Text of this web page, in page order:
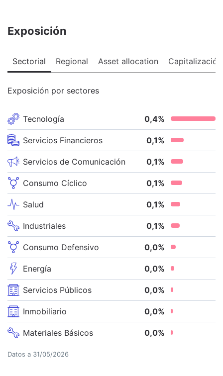
Exposición
Sectorial Regional Asset allocation Capitalización
Exposición por sectores
Tecnología 0,4%
Servicios Financieros 0,1%
Servicios de Comunicación 0,1%
Consumo Cíclico 0,1%
Salud 0,1%
Industriales 0,1%
Consumo Defensivo 0,0%
Energía 0,0%
Servicios Públicos 0,0%
Inmobiliario 0,0%
Materiales Básicos 0,0%
Datos a 31/05/2026